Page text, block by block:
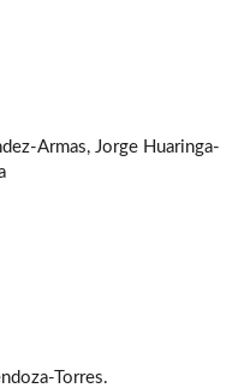
Armas, Jorge Huaringa-
Torres.